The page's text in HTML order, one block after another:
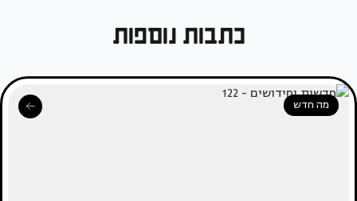
כתבות נוספות
מה חדש